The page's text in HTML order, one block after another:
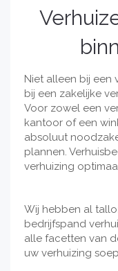
Niet alleen bij een
bij een zakelijke
Voor zowel een
kantoor of een
absoluut
plannen.
verhuizing
Wij hebben al
bedrijfspand
alle facetten van
uw verhuizing